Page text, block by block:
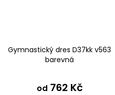
Gymnastický dres D37kk v563
barevná
od762 Kč